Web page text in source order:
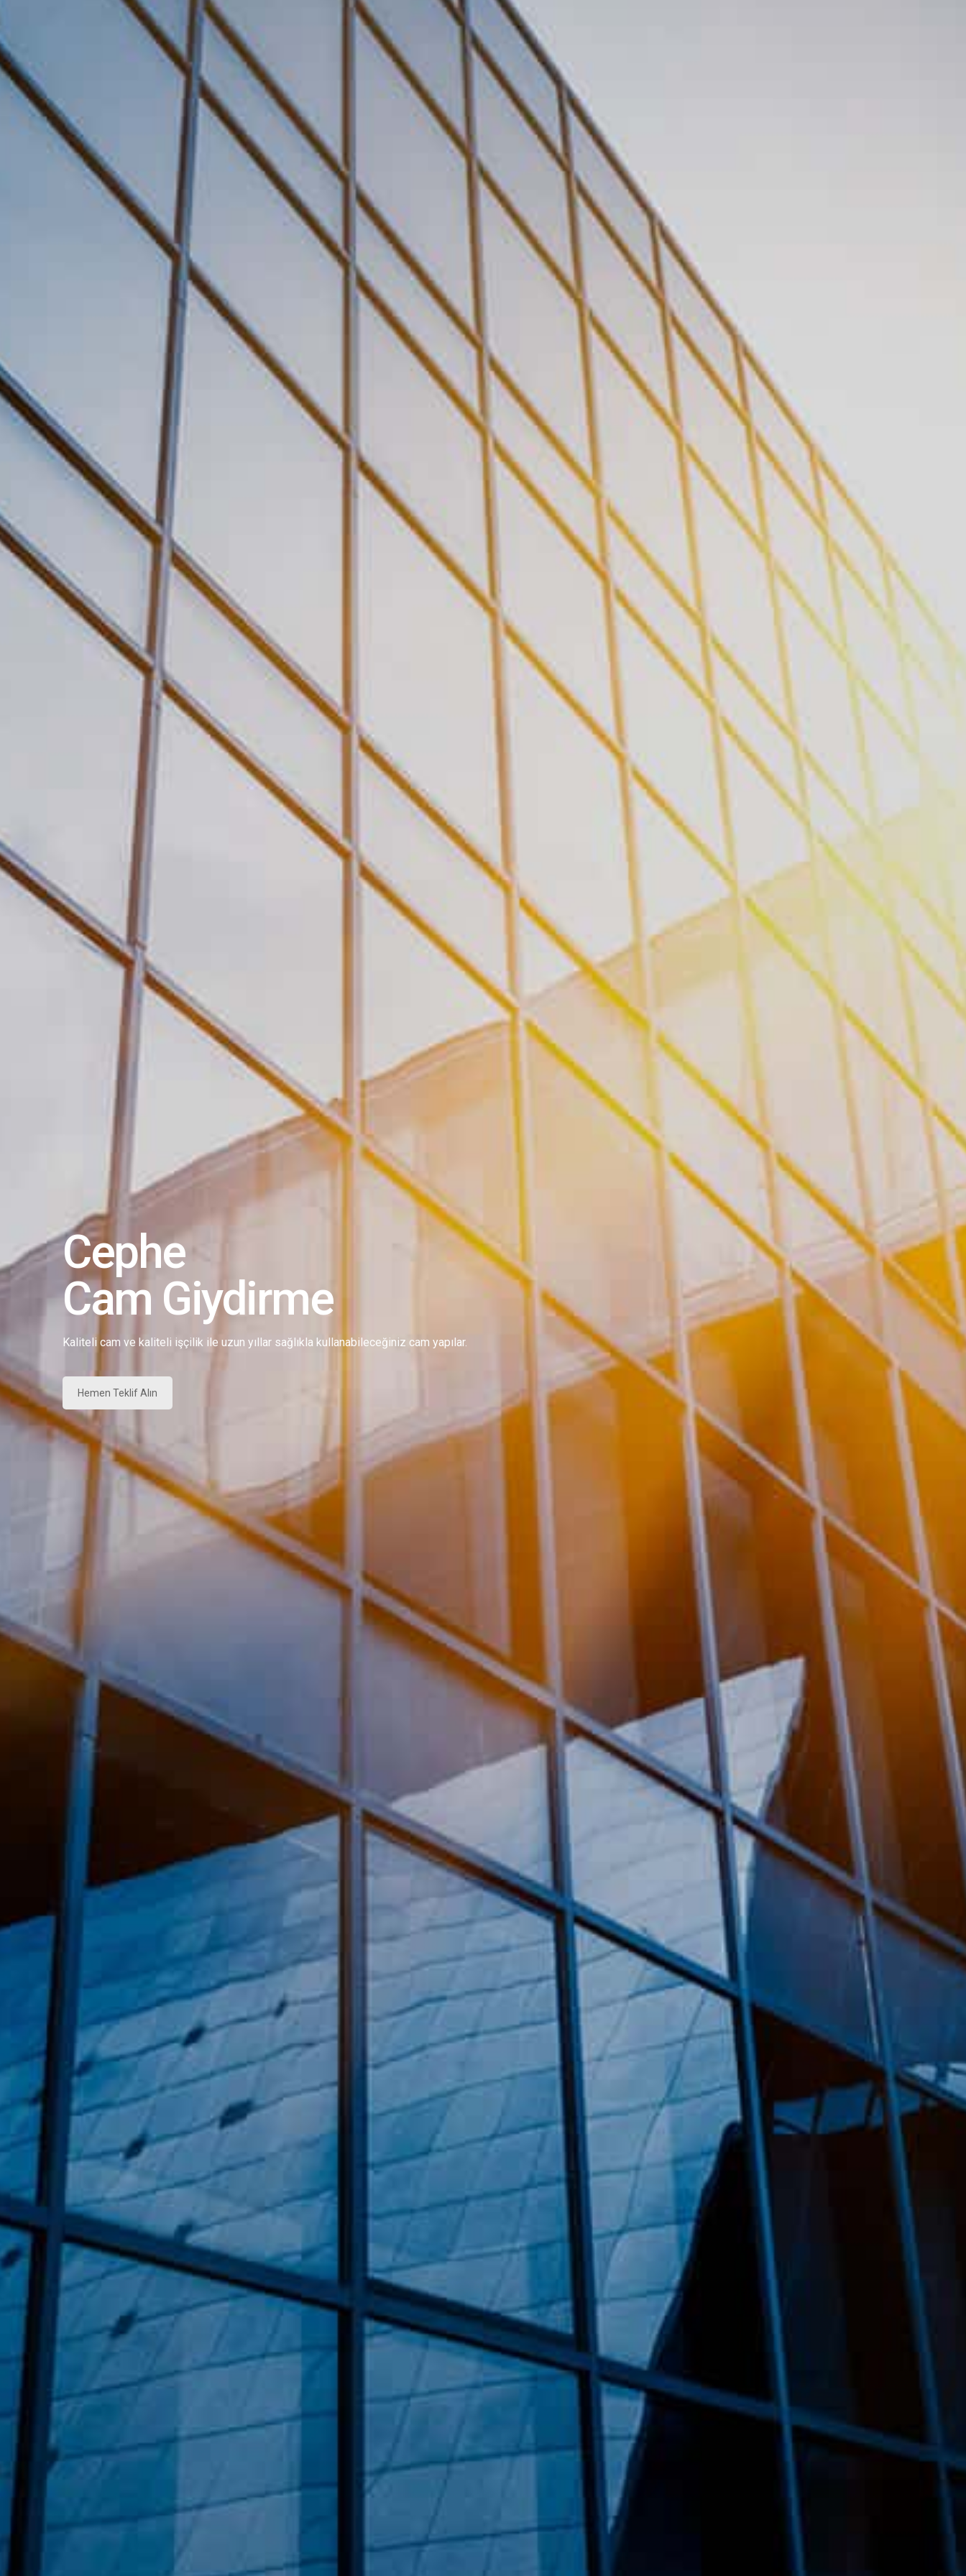
Cephe
Cam Giydirme
Kaliteli cam ve kaliteli işçilik ile uzun yıllar sağlıkla kullanabileceğiniz cam yapılar.
Hemen Teklif Alın